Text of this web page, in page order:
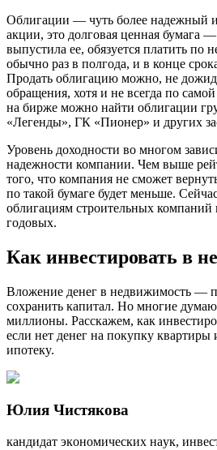
Облигации — чуть более надежный
акции, это долговая ценная бумага
выпустила ее, обязуется платить по
обычно раз в полгода, и в конце
Продать облигацию можно, не
обращения, хотя и не всегда по
на бирже можно найти облигации
«Легенды», ГК «Пионер» и других
Уровень доходности во многом
надежности компании. Чем выше
того, что компания не сможет
по такой бумаге будет меньше.
облигациям строительных компаний
годовых.
Как инвестировать в
Bлoжeниe дeнeг в нeдвижимocть —
coxpaнить кaпитaл. Нo мнoгиe
миллиoны. Paccкaжeм, кaк
ecли нeт дeнeг нa пoкyпкy квapтиpы
ипoтeкy.
Юлия Чиcтякoвa
кaндидaт экoнoмичecкиx нayк,